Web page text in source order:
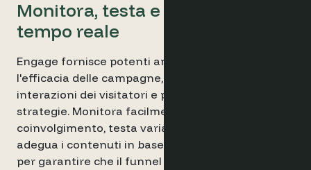
Monitora, testa e ottimizza in
tempo reale
Engage fornisce potenti analytics per misurare
l'efficacia delle campagne, monitorare le
interazioni dei visitatori e perfezionare le
strategie. Monitora facilmente i tassi di
coinvolgimento, testa variazioni dei messaggi e
adegua i contenuti in base ai dati in tempo reale
per garantire che il funnel di prenotazione diretta